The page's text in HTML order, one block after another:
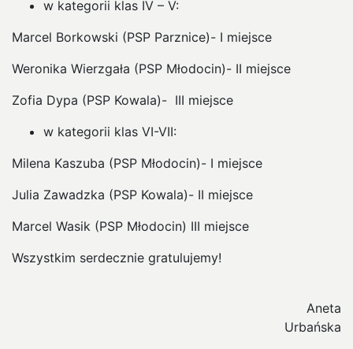
w kategorii klas IV – V:
Marcel Borkowski (PSP Parznice)- I miejsce
Weronika Wierzgała (PSP Młodocin)- II miejsce
Zofia Dypa (PSP Kowala)- III miejsce
w kategorii klas VI-VII:
Milena Kaszuba (PSP Młodocin)- I miejsce
Julia Zawadzka (PSP Kowala)- II miejsce
Marcel Wasik (PSP Młodocin) III miejsce
Wszystkim serdecznie gratulujemy!
Aneta
Urbańska